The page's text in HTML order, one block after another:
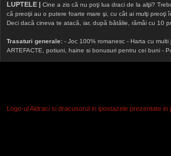
LUPTELE | Cine a zis că nu poţi lua draci de la alţii?
că preoţii au o putere foarte mare şi, cu cât ai mulţi
Deci dacă cineva te atacă, iar, după bătălie, rămâi cu 10
Trasaturi generale: - Joc 100% romanesc - Harta cu
ARTEFACTE, potiuni, haine si bonusuri pentru cei buni -
Logo-ul Aidraci si dracusorul in ipostazele prezentate